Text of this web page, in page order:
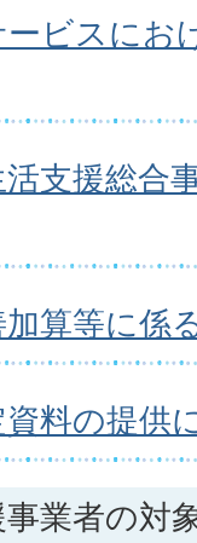
ビスにお
支援総合
算等に係
料の提供
業者の対